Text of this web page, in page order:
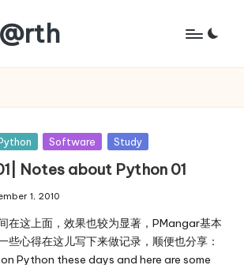
Software Study
Notes about Python 01
1, 2010
在这上面，效果也较为显著，PMangar基本
些心得在这儿写下来做记录，顺便也分享：
Python these days and here are some